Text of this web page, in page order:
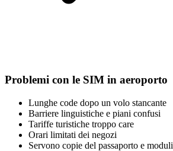
Problemi con le SIM in aeroporto
Lunghe code dopo un volo stancante
Barriere linguistiche e piani confusi
Tariffe turistiche troppo care
Orari limitati dei negozi
Servono copie del passaporto e moduli